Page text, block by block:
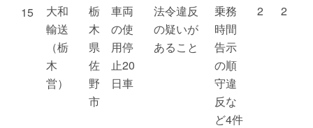
15
大和
輸送
（栃
木
営）
栃
木
県
佐
野
市
車両
の使
用停
止20
日車
法令違反
の疑いが
あること
乗務
時間
告示
の順
守違
反な
ど4件
2 2